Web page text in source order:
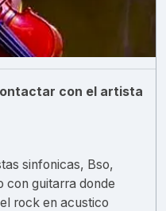
con el artista
sinfonicas, Bso,
guitarra donde
rock en acustico